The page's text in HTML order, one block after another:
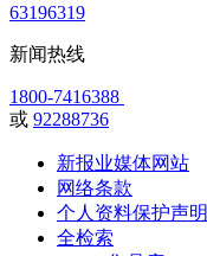
63196319
新闻热线
1800-7416388
或 92288736
新报业媒体网站
网络条款
个人资料保护声明
全检索